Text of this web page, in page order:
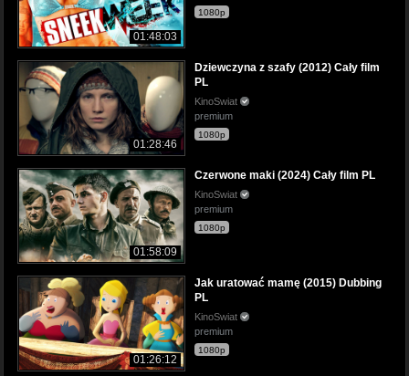
01:48:03
1080p
01:28:46
Dziewczyna z szafy (2012) Cały film
PL
KinoSwiat
premium
1080p
01:58:09
Czerwone maki (2024) Cały film PL
KinoSwiat
premium
1080p
01:26:12
Jak uratować mamę (2015) Dubbing
PL
KinoSwiat
premium
1080p